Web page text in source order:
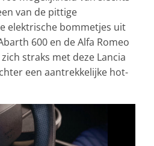
van de pittige
elektrische bommetjes uit
600 en de Alfa Romeo
straks met deze Lancia
een aantrekkelijke hot-